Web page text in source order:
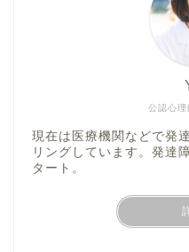
公認心
現在は医療機関などで発
リングしています。発達
タート。